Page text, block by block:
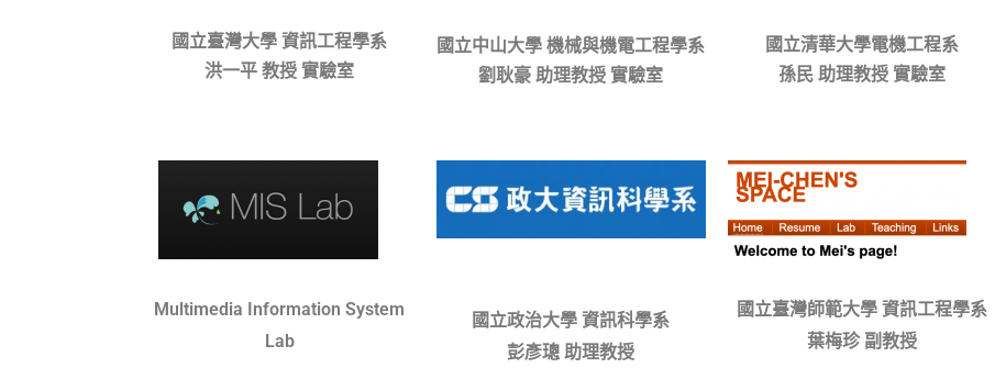
國立臺灣大學 資訊工程學系
洪一平 教授 實驗室
國立中山大學 機械與機電工程學系
劉耿豪 助理教授 實驗室
國立清華大學電機工程系
孫民 助理教授 實驗室
Multimedia Information System
Lab
國立政治大學 資訊科學系
彭彥璁 助理教授
國立臺灣師範大學 資訊工程學系
葉梅珍 副教授